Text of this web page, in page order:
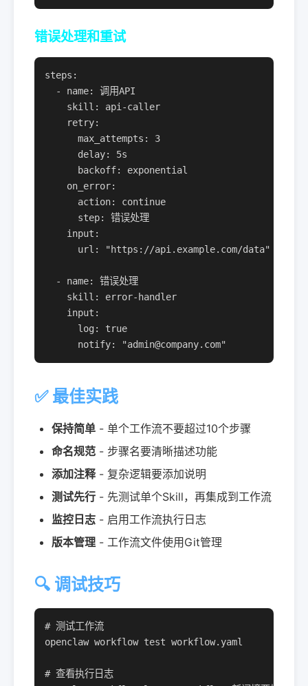
错误处理和重试
steps:
  - name: 调用API
    skill: api-caller
    retry:
      max_attempts: 3
      delay: 5s
      backoff: exponential
    on_error:
      action: continue
      step: 错误处理
    input:
      url: "https://api.example.com/data"
  - name: 错误处理
    skill: error-handler
    input:
      log: true
      notify: "admin@company.com"
✅ 最佳实践
保持简单 - 单个工作流不要超过10个步骤
命名规范 - 步骤名要清晰描述功能
添加注释- 复杂逻辑要添加说明
测试先行 - 先测试单个Skill，再集成到工作流
监控日志 - 启用工作流执行日志
版本管理 - 工作流文件使用Git管理
🔍 调试技巧
# 测试工作流
openclaw workflow test workflow.yaml
# 查看执行日志